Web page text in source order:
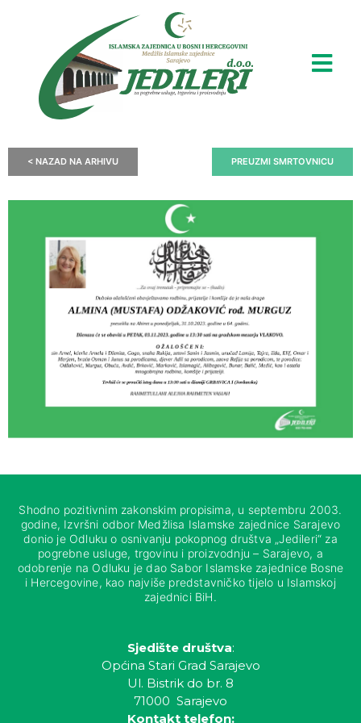
< NAZAD NA ARHIVU PREUZMI SMRTOVNICU
Shodno pozitivnim zakonskim propisima, u septembru 2003.
godine, Izvršni odbor Medžlisa Islamske zajednice Sarajevo
donio je Odluku o osnivanju pokopnog društva „Jedileri“ za
pogrebne usluge, trgovinu i proizvodnju – Sarajevo, a
odobrenje na Odluku je dao Sabor Islamske zajednice Bosne
i Hercegovine, kao najviše predstavničko tijelo u Islamskoj
zajednici BiH.
Sjedište društva:
Općina Stari Grad Sarajevo
Ul. Bistrik do br. 8
71000 Sarajevo
Kontakt telefon: